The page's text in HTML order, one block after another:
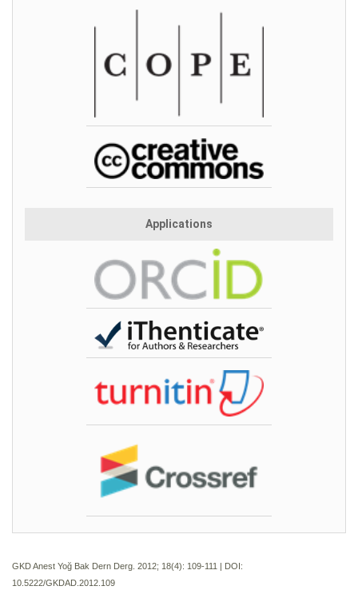
Applications
GKD Anest Yoğ Bak Dern Derg. 2012; 18(4): 109-111 | DOI:
10.5222/GKDAD.2012.109